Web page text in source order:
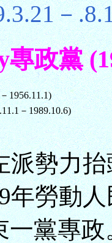
－
政黨
1956.11.1)
－1989.10.6)
派勢力
年勞動
一黨專政